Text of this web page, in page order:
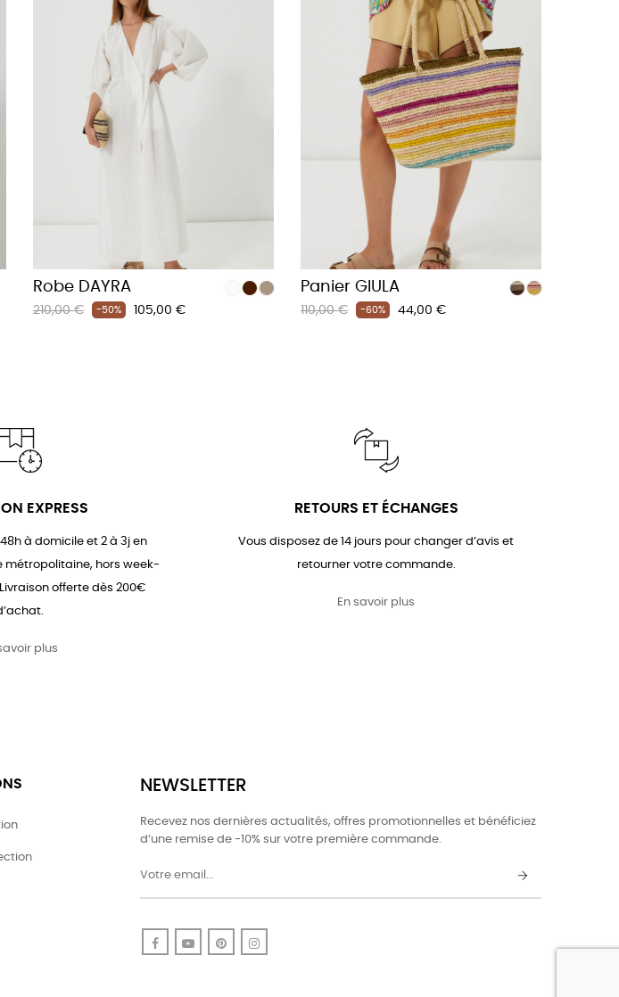
Robe DAYRA
Prix
210,00 € -50% Prix
105,00 €
Panier GIULA
Prix
110,00 € -60% Prix
44,00 €
EXPRESS
à domicile et 2 à 3j en
métropolitaine, hors week-
offerte dès 200€
plus
RETOURS ET ÉCHANGES
Vous disposez de 14 jours pour changer d’avis et
retourner votre commande.
En savoir plus
NEWSLETTER
Recevez nos dernières actualités, offres promotionnelles et bénéficiez
d’une remise de -10% sur votre première commande.
FacebookYouTubePinterest